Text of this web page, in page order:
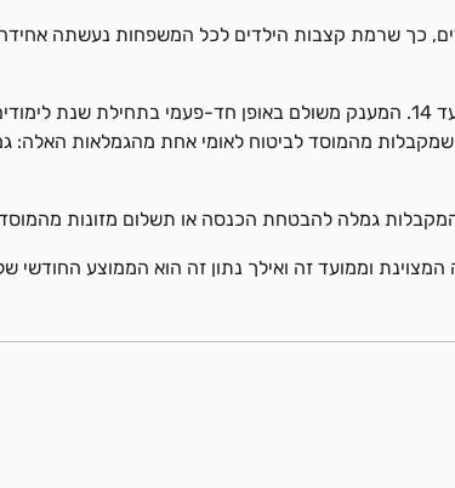
בעבור ילדים בני 6 עד 14. המענק משולם באופן חד-פעמי
שמקבלות מהמוסד לביטוח לאומי אחת מהגמלאות האלה: